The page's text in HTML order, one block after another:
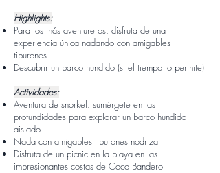
Highlights:
Para los más aventureros, disfruta de una
experiencia única nadando con amigables
tiburones.
Descubrir un barco hundido (si el tiempo lo permite)
Actividades:
Aventura de snorkel: sumérgete en las
profundidades para explorar un barco hundido
aislado
Nada con amigables tiburones nodriza
Disfruta de un picnic en la playa en las
impresionantes costas de Coco Bandero